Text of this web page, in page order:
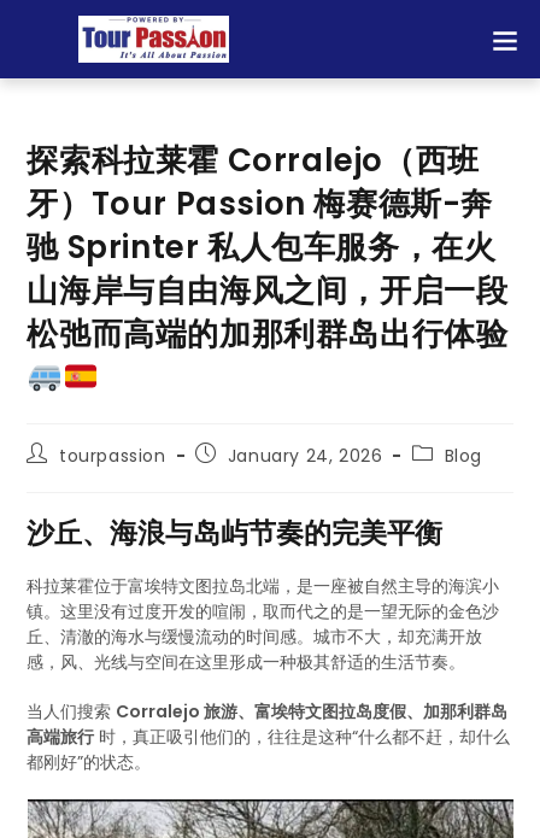
探索科拉莱霍 Corralejo（西班
牙）Tour Passion 梅赛德斯-奔
驰 Sprinter 私人包车服务，在火
山海岸与自由海风之间，开启一段
松弛而高端的加那利群岛出行体验
tourpassion January 24, 2026 Blog
沙丘、海浪与岛屿节奏的完美平衡
科拉莱霍位于富埃特文图拉岛北端，是一座被自然主导的海滨小
镇。这里没有过度开发的喧闹，取而代之的是一望无际的金色沙
丘、清澈的海水与缓慢流动的时间感。城市不大，却充满开放
感，风、光线与空间在这里形成一种极其舒适的生活节奏。
当人们搜索 Corralejo 旅游、富埃特文图拉岛度假、加那利群岛
高端旅行 时，真正吸引他们的，往往是这种“什么都不赶，却什么
都刚好”的状态。